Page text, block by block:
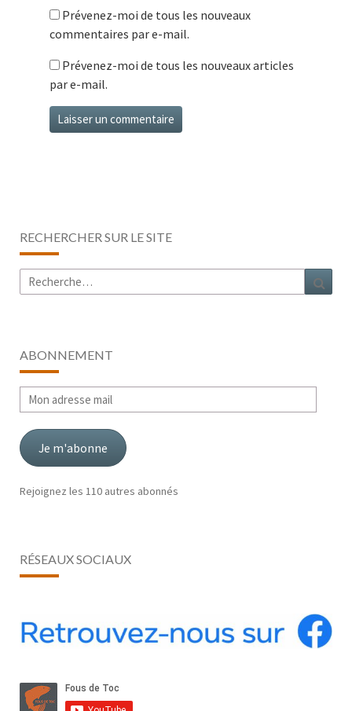
Prévenez-moi de tous les nouveaux
commentaires par e-mail.
Prévenez-moi de tous les nouveaux articles
par e-mail.
RECHERCHER SUR LE SITE
Rechercher :
ABONNEMENT
Mon
adresse
mail
Je m'abonne
Rejoignez les 110 autres abonnés
RÉSEAUX SOCIAUX